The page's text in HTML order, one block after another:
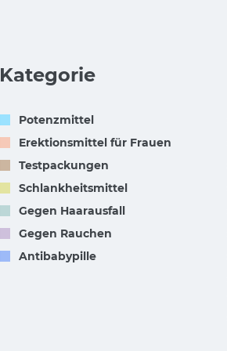
Kategorie
Potenzmittel
Erektionsmittel für Frauen
Testpackungen
Schlankheitsmittel
Gegen Haarausfall
Gegen Rauchen
Antibabypille